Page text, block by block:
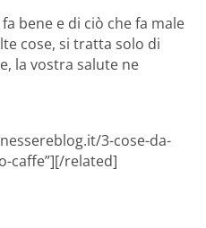
bene e di ciò che fa male
cose, si tratta solo di
la vostra salute ne
3-cose-da-
caffe”][/related]